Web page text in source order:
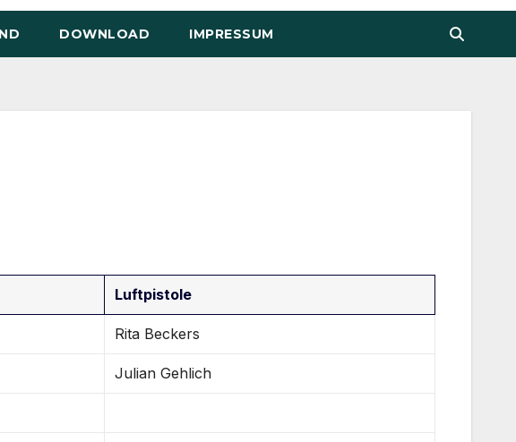
DOWNLOAD IMPRESSUM
Luftpistole
Rita Beckers
Julian Gehlich